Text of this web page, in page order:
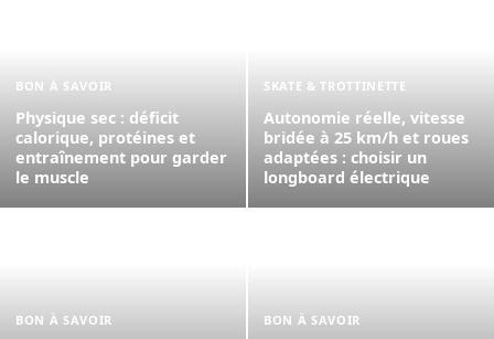
BON À SAVOIR
Physique sec : déficit
calorique, protéines et
entraînement pour garder
le muscle
SKATE & TROTTINETTE
Autonomie réelle, vitesse
bridée à 25 km/h et roues
adaptées : choisir un
longboard électrique
BON À SAVOIR BON À SAVOIR